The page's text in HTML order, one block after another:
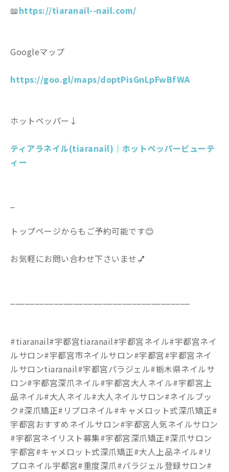
📖https://tiaranail--nail.com/
Googleマップ
https://goo.gl/maps/doptPisGnLpFwBfWA
ホットペッパー↓
ティアラネイル(tiaranail)｜ホットペッパービューテ
ィー
トップページからもご予約可能です😊
お気軽にお問い合わせ下さいませ💅
#tiaranail#宇都宮tiaranail#宇都宮ネイル#宇都宮ネイ
ルサロン#宇都宮市ネイルサロン#宇都宮#宇都宮ネイ
ルサロンtiaranail#宇都宮パラジェル#栃木県ネイルサ
ロン#宇都宮深爪ネイル#宇都宮大人ネイル#宇都宮上
品ネイル#大人ネイル#大人ネイルサロン#ネイルブッ
ク#深爪矯正#リプロネイル#キャメロット式深爪矯正#
宇都宮おすすめネイルサロン#宇都宮人気ネイルサロン
#宇都宮ネイリスト募集#宇都宮深爪矯正#深爪サロン
宇都宮#キャメロット式深爪矯正#大人上品ネイル#リ
プロネイル宇都宮#重度深爪#パラジェル登録サロン#